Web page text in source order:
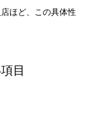
ほど、この具体性
目